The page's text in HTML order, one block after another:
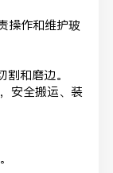
操作和维护玻
和磨边。
安全搬运、装